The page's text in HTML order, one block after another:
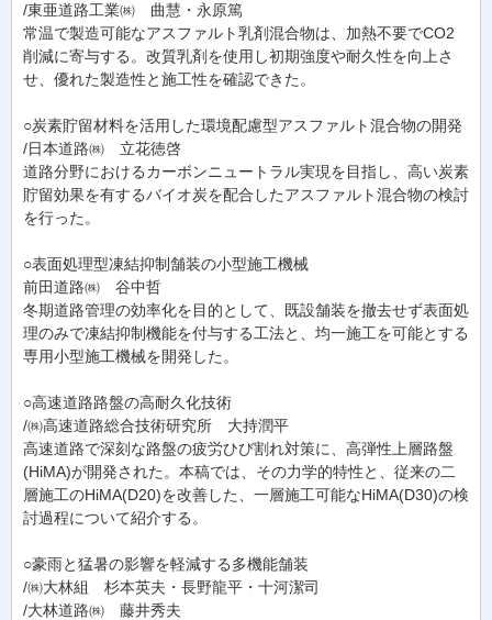
/東亜道路工業㈱ 曲慧・永原篤
常温で製造可能なアスファルト乳剤混合物は、加熱不要でCO2
削減に寄与する。改質乳剤を使用し初期強度や耐久性を向上さ
せ、優れた製造性と施工性を確認できた。
○炭素貯留材料を活用した環境配慮型アスファルト混合物の開発
/日本道路㈱ 立花徳啓
道路分野におけるカーボンニュートラル実現を目指し、高い炭素
貯留効果を有するバイオ炭を配合したアスファルト混合物の検討
を行った。
○表面処理型凍結抑制舗装の小型施工機械
前田道路㈱ 谷中哲
冬期道路管理の効率化を目的として、既設舗装を撤去せず表面処
理のみで凍結抑制機能を付与する工法と、均一施工を可能とする
専用小型施工機械を開発した。
○高速道路路盤の高耐久化技術
/㈱高速道路総合技術研究所 大持潤平
高速道路で深刻な路盤の疲労ひび割れ対策に、高弾性上層路盤
(HiMA)が開発された。本稿では、その力学的特性と、従来の二
層施工のHiMA(D20)を改善した、一層施工可能なHiMA(D30)の検
討過程について紹介する。
○豪雨と猛暑の影響を軽減する多機能舗装
/㈱大林組 杉本英夫・長野龍平・十河潔司
/大林道路㈱ 藤井秀夫